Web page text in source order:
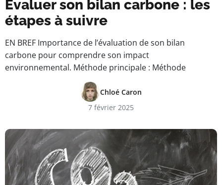
Évaluer son bilan carbone : les
étapes à suivre
EN BREF Importance de l’évaluation de son bilan
carbone pour comprendre son impact
environnemental. Méthode principale : Méthode
Chloé Caron
7 février 2025